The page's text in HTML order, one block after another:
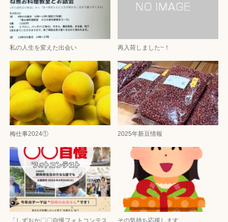
私の人生を変えた出会い 再入荷しました~！
梅仕事2024① 2025年新豆情報
「しずおか〇〇自慢フォトコンテス その気持ち応援します